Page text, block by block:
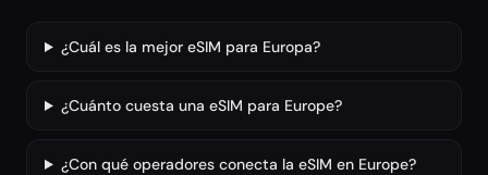
¿Cuál es la mejor eSIM para Europa?
¿Cuánto cuesta una eSIM para Europe?
¿Con qué operadores conecta la eSIM en Europe?